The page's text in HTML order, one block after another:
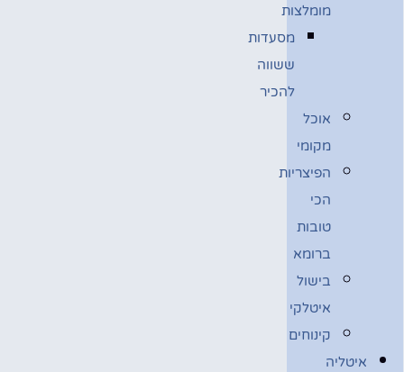
מומלצות
מסעדות
ששווה
להכיר
אוכל
מקומי
הפיצריות
הכי
טובות
ברומא
בישול
איטלקי
קינוחים
איטליה